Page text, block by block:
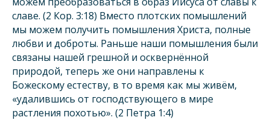
славе. (2 Кор. 3:18) Вместо плотских помышлений
мы можем получить помышления Христа, полные
любви и доброты. Раньше наши помышления были
связаны нашей грешной и осквернённой
природой, теперь же они направлены к
Божескому естеству, в то время как мы живём,
«удалившись от господствующего в мире
растления похотью». (2 Петра 1:4)